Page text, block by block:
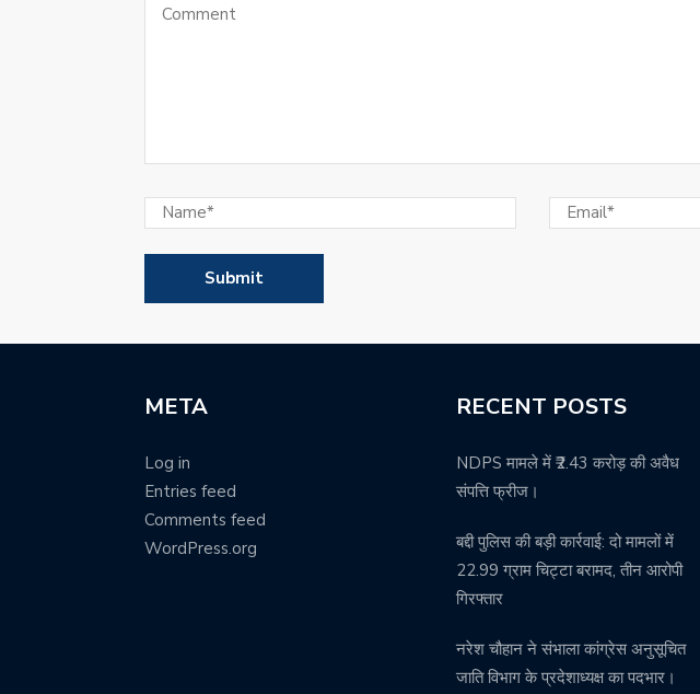
META
Log in
Entries feed
Comments feed
WordPress.org
RECENT POSTS
NDPS मामले में ₹2.43 करोड़ की अवैध
संपत्ति फ्रीज।
बद्दी पुलिस की बड़ी कार्रवाई: दो मामलों में
22.99 ग्राम चिट्टा बरामद, तीन आरोपी
गिरफ्तार
नरेश चौहान ने संभाला कांग्रेस अनुसूचित
जाति विभाग के प्रदेशाध्यक्ष का पदभार।